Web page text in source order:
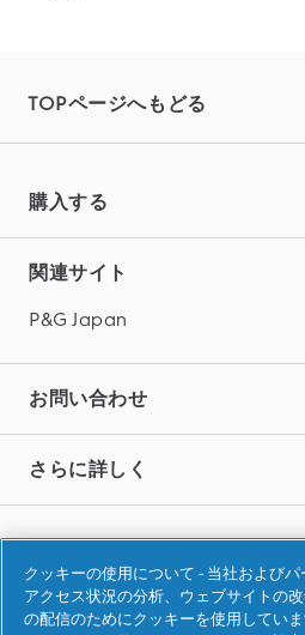
TOPページへもどる
購入する
関連サイト
P&G Japan
お問い合わせ
さらに詳しく
利用規約
プライバシー
クッキーの使用について - 当社および
アクセス状況の分析、ウェブサイトの
の配信のためにクッキーを使用してい